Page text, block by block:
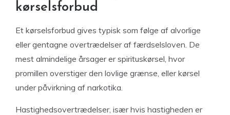
kørselsforbud
Et kørselsforbud gives typisk som følge af alvorlige
eller gentagne overtrædelser af færdselsloven. De
mest almindelige årsager er spirituskørsel, hvor
promillen overstiger den lovlige grænse, eller kørsel
under påvirkning af narkotika.
Hastighedsovertrædelser, især hvis hastigheden er